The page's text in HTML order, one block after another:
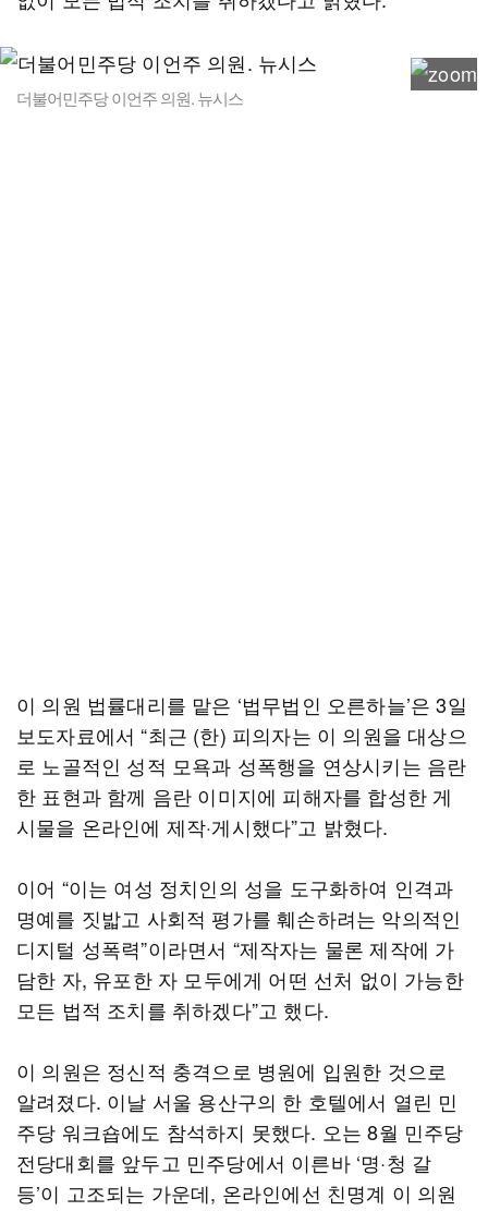
더불어민주당 이언주 의원. 뉴시스
이 의원 법률대리를 맡은 ‘법무법인 오른하늘’은 3일
보도자료에서 “최근 (한) 피의자는 이 의원을 대상으
로 노골적인 성적 모욕과 성폭행을 연상시키는 음란
한 표현과 함께 음란 이미지에 피해자를 합성한 게
시물을 온라인에 제작·게시했다”고 밝혔다.
이어 “이는 여성 정치인의 성을 도구화하여 인격과
명예를 짓밟고 사회적 평가를 훼손하려는 악의적인
디지털 성폭력”이라면서 “제작자는 물론 제작에 가
담한 자, 유포한 자 모두에게 어떤 선처 없이 가능한
모든 법적 조치를 취하겠다”고 했다.
이 의원은 정신적 충격으로 병원에 입원한 것으로
알려졌다. 이날 서울 용산구의 한 호텔에서 열린 민
주당 워크숍에도 참석하지 못했다. 오는 8월 민주당
전당대회를 앞두고 민주당에서 이른바 ‘명·청 갈
등’이 고조되는 가운데, 온라인에선 친명계 이 의원